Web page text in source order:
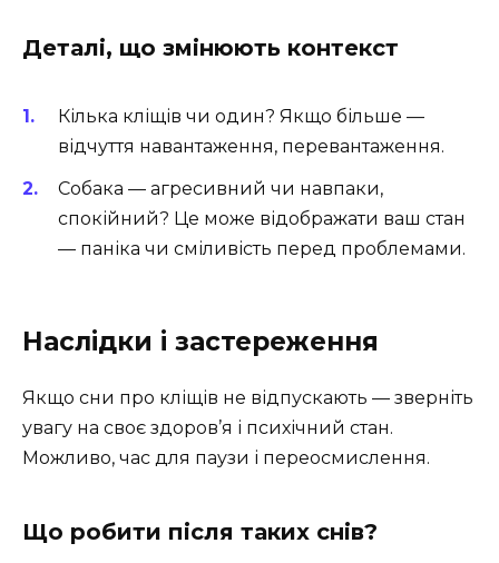
Деталі, що змінюють контекст
Кілька кліщів чи один? Якщо більше —
відчуття навантаження, перевантаження.
Собака — агресивний чи навпаки,
спокійний? Це може відображати ваш стан
— паніка чи сміливість перед проблемами.
Наслідки і застереження
Якщо сни про кліщів не відпускають — зверніть
увагу на своє здоров’я і психічний стан.
Можливо, час для паузи і переосмислення.
Що робити після таких снів?